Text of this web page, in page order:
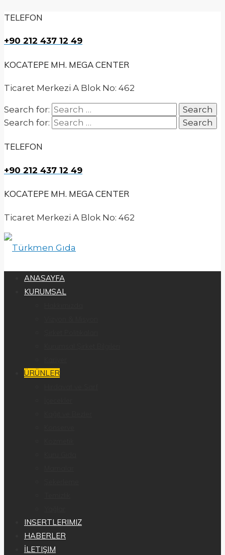
TELEFON
+90 212 437 12 49
KOCATEPE MH. MEGA CENTER
Ticaret Merkezi A Blok No: 462
Search for:
Search for:
TELEFON
+90 212 437 12 49
KOCATEPE MH. MEGA CENTER
Ticaret Merkezi A Blok No: 462
ANASAYFA
KURUMSAL
ÜRÜNLER
INSERTLERIMIZ
HABERLER
İLETIŞIM